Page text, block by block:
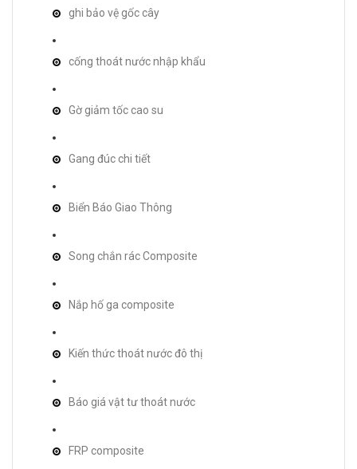
ghi bảo vệ gốc cây
cống thoát nước nhập khẩu
Gờ giảm tốc cao su
Gang đúc chi tiết
Biển Báo Giao Thông
Song chắn rác Composite
Nắp hố ga composite
Kiến thức thoát nước đô thị
Báo giá vật tư thoát nước
FRP composite